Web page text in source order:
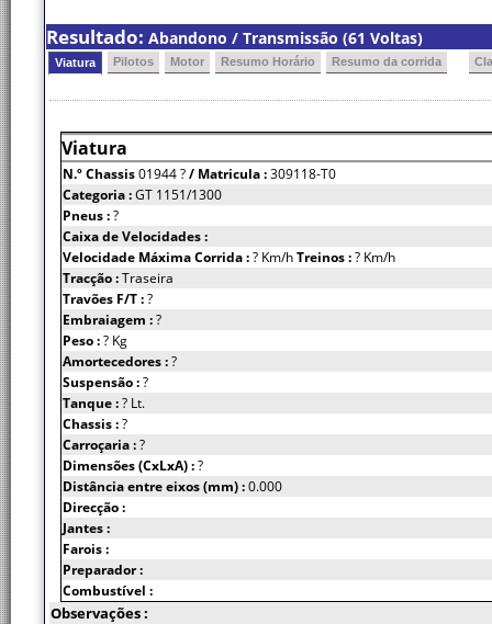
Resultado: Abandono / Transmissão (61 Voltas)
Viatura Pilotos Motor Resumo Horário Resumo da corrida
Viatura
N.º Chassis01944 ?/ Matricula :309118-T0
Categoria :GT 1151/1300
Pneus :?
Caixa de Velocidades :
Velocidade Máxima Corrida :? Km/hTreinos :? Km/h
Tracção :Traseira
Travões F/T :?
Embraiagem :?
Peso :? Kg
Amortecedores :?
Suspensão :?
Tanque :? Lt.
Chassis :?
Carroçaria :?
Dimensões (CxLxA) :?
Distância entre eixos (mm) :0.000
Direcção :
Jantes :
Farois :
Preparador :
Combustível :
Observações :